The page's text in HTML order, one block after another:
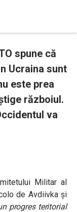
spune că
Ucraina sunt
este prea
războiul.
va
Militar al
de Avdiivka și
progres teritorial